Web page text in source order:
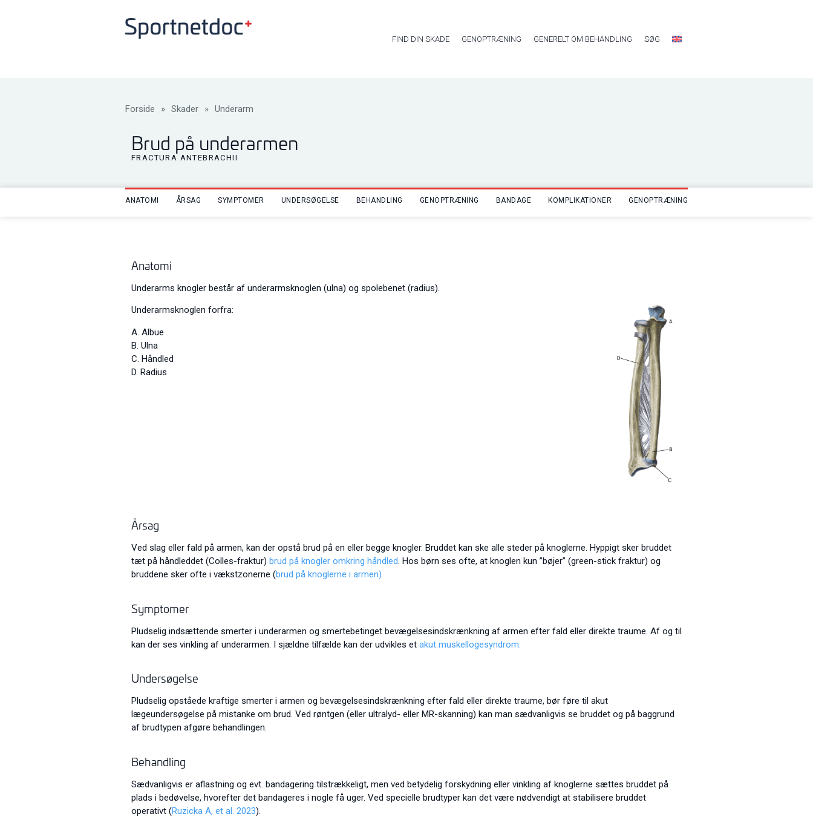
FIND DIN SKADE GENOPTRÆNING GENERELT OM BEHANDLING SØG
Forside » Skader » Underarm
Brud på underarmen
FRACTURA ANTEBRACHII
ANATOMI ÅRSAG SYMPTOMER UNDERSØGELSE BEHANDLING GENOPTRÆNING BANDAGE KOMPLIKATIONER GENOPTRÆNING
Anatomi
Underarms knogler består af underarmsknoglen (ulna) og spolebenet (radius).
Underarmsknoglen forfra:
A. Albue
B. Ulna
C. Håndled
D. Radius
Årsag
Ved slag eller fald på armen, kan der opstå brud på en eller begge knogler. Bruddet kan ske alle steder på knoglerne. Hyppigt sker bruddet
tæt på håndleddet (Colles-fraktur) brud på knogler omkring håndled. Hos børn ses ofte, at knoglen kun ”bøjer” (green-stick fraktur) og
bruddene sker ofte i vækstzonerne (brud på knoglerne i armen)
Symptomer
Pludselig indsættende smerter i underarmen og smertebetinget bevægelsesindskrænkning af armen efter fald eller direkte traume. Af og til
kan der ses vinkling af underarmen. I sjældne tilfælde kan der udvikles et akut muskellogesyndrom.
Undersøgelse
Pludselig opståede kraftige smerter i armen og bevægelsesindskrænkning efter fald eller direkte traume, bør føre til akut
lægeundersøgelse på mistanke om brud. Ved røntgen (eller ultralyd- eller MR-skanning) kan man sædvanligvis se bruddet og på baggrund
af brudtypen afgøre behandlingen.
Behandling
Sædvanligvis er aflastning og evt. bandagering tilstrækkeligt, men ved betydelig forskydning eller vinkling af knoglerne sættes bruddet på
plads i bedøvelse, hvorefter det bandageres i nogle få uger. Ved specielle brudtyper kan det være nødvendigt at stabilisere bruddet
operativt (Ruzicka A, et al. 2023).